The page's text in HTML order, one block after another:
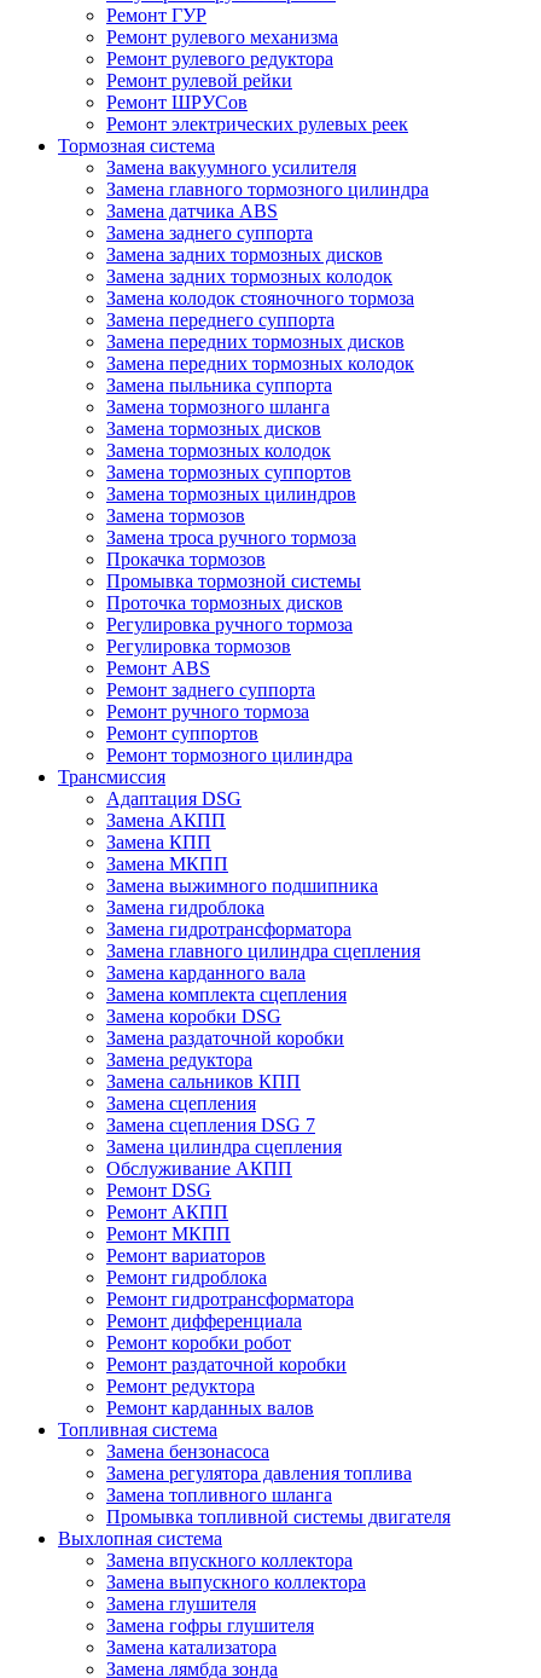
Ремонт ГУР
Ремонт рулевого механизма
Ремонт рулевого редуктора
Ремонт рулевой рейки
Ремонт ШРУСов
Ремонт электрических рулевых реек
Тормозная система
Замена вакуумного усилителя
Замена главного тормозного цилиндра
Замена датчика ABS
Замена заднего суппорта
Замена задних тормозных дисков
Замена задних тормозных колодок
Замена колодок стояночного тормоза
Замена переднего суппорта
Замена передних тормозных дисков
Замена передних тормозных колодок
Замена пыльника суппорта
Замена тормозного шланга
Замена тормозных дисков
Замена тормозных колодок
Замена тормозных суппортов
Замена тормозных цилиндров
Замена тормозов
Замена троса ручного тормоза
Прокачка тормозов
Промывка тормозной системы
Проточка тормозных дисков
Регулировка ручного тормоза
Регулировка тормозов
Ремонт ABS
Ремонт заднего суппорта
Ремонт ручного тормоза
Ремонт суппортов
Ремонт тормозного цилиндра
Трансмиссия
Адаптация DSG
Замена АКПП
Замена КПП
Замена МКПП
Замена выжимного подшипника
Замена гидроблока
Замена гидротрансформатора
Замена главного цилиндра сцепления
Замена карданного вала
Замена комплекта сцепления
Замена коробки DSG
Замена раздаточной коробки
Замена редуктора
Замена сальников КПП
Замена сцепления
Замена сцепления DSG 7
Замена цилиндра сцепления
Обслуживание АКПП
Ремонт DSG
Ремонт АКПП
Ремонт МКПП
Ремонт вариаторов
Ремонт гидроблока
Ремонт гидротрансформатора
Ремонт дифференциала
Ремонт коробки робот
Ремонт раздаточной коробки
Ремонт редуктора
Ремонт карданных валов
Топливная система
Замена бензонасоса
Замена регулятора давления топлива
Замена топливного шланга
Промывка топливной системы двигателя
Выхлопная система
Замена впускного коллектора
Замена выпускного коллектора
Замена глушителя
Замена гофры глушителя
Замена катализатора
Замена лямбда зонда